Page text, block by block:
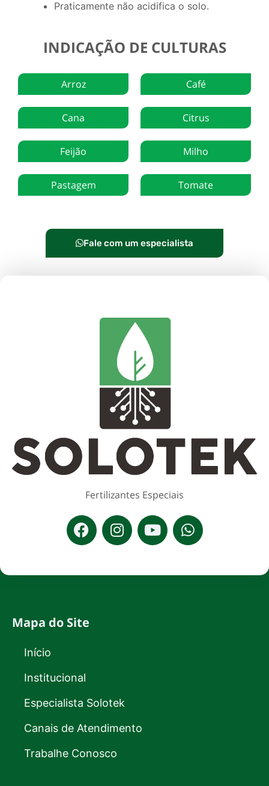
Praticamente não acidifica o solo.
INDICAÇÃO DE CULTURAS
Arroz Café
Cana Citrus
Feijão Milho
Pastagem Tomate
Fale com um especialista
Fertilizantes Especiais
Mapa do Site
Início
Institucional
Especialista Solotek
Canais de Atendimento
Trabalhe Conosco